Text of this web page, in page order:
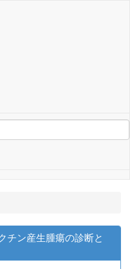
チン産生腫瘍の診断と